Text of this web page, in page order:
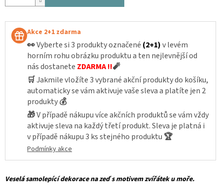
Akce 2+1 zdarma
👀Vyberte si 3 produkty označené (2+1)v levém
horním rohu obrázku produktu a ten nejlevnější od
nás dostanete ZDARMA !!🧨
🛒Jakmile vložíte 3 vybrané akční produkty do košíku,
automaticky se vám aktivuje vaše sleva a platíte jen 2
produkty💰
🎁V případě nákupu více akčních produktů se vám vždy
aktivuje sleva na každý třetí produkt. Sleva je platná i
v případě nákupu 3 ks stejného produktu 🏆
Podmínky akce
Veselá samolepící dekorace na zeď s motivem zvířátek u moře.